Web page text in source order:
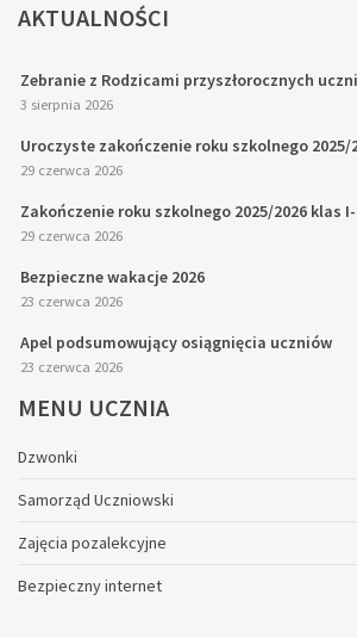
AKTUALNOŚCI
Zebranie z Rodzicami przyszłorocznych
3 sierpnia 2026
Uroczyste zakończenie roku szkolnego 2025/
29 czerwca 2026
Zakończenie roku szkolnego 2025/2026 klas
29 czerwca 2026
Bezpieczne wakacje 2026
23 czerwca 2026
Apel podsumowujący osiągnięcia uczniów
23 czerwca 2026
MENU UCZNIA
Dzwonki
Samorząd Uczniowski
Zajęcia pozalekcyjne
Bezpieczny internet